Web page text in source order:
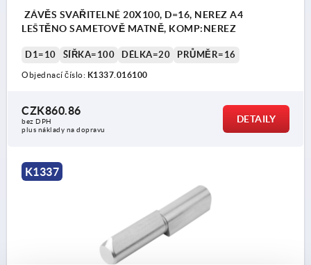
ZÁVĚS SVAŘITELNÉ 20X100, D=16, NEREZ A4
LEŠTĚNO SAMETOVĚ MATNĚ, KOMP:NEREZ
D1=10 ŠÍŘKA=100 DÉLKA=20 PRŮMĚR=16
Objednací číslo: K1337.016100
CZK860.86
bez DPH
plus náklady na dopravu
DETAILY
K1337